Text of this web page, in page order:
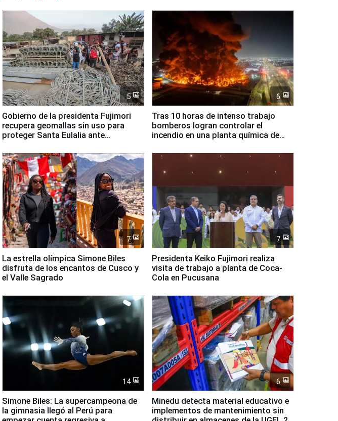
5
Gobierno de la presidenta Fujimori
recupera geomallas sin uso para
proteger Santa Eulalia ante
6
Tras 10 horas de intenso trabajo
bomberos logran controlar el
incendio en una planta química de
7
La estrella olímpica Simone Biles
disfruta de los encantos de Cusco y
el Valle Sagrado
7
Presidenta Keiko Fujimori realiza
visita de trabajo a planta de Coca-
Cola en Pucusana
14
Simone Biles: La supercampeona de
la gimnasia llegó al Perú para
6
Minedu detecta material educativo e
implementos de mantenimiento sin